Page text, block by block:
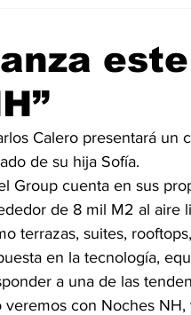
Calero presentará un
de su hija Sofía.
Group cuenta en sus
de 8 mil M2 al aire
terrazas, suites,
en la tecnología,
a una de las
con Noches NH,